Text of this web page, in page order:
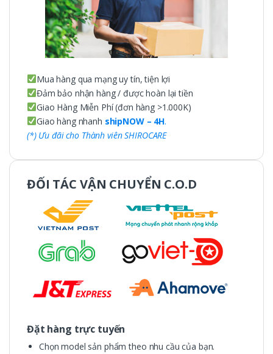
Mua hàng qua mạng uy tín, tiện lợi
Đảm bảo nhận hàng / được hoàn lại tiền
Giao Hàng Miễn Phí (đơn hàng >1.000K)
Giao hàng nhanh shipNOW – 4H.
(*) Ưu đãi cho Thành viên SHIROCARE
ĐỐI TÁC VẬN CHUYỂN C.O.D
Đặt hàng trực tuyến
Chọn model sản phẩm theo nhu cầu của bạn.